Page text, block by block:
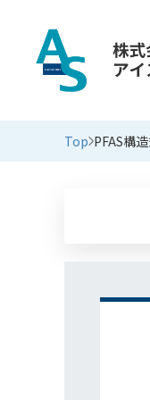
Top PFAS構
新着情報